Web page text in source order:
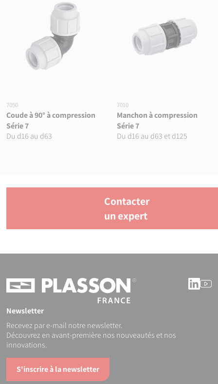
7050
Coude à 90° à compression
Série 7
Du d16 au d63
7010
Manchon à compression
Série 7
Du d16 au d63 et d125
Contacter
un expert
Newsletter
Recevez par e-mail notre newsletter.
Découvrez en avant-première nos nouveautés et nos
innovations.
S'inscrire à la newsletter